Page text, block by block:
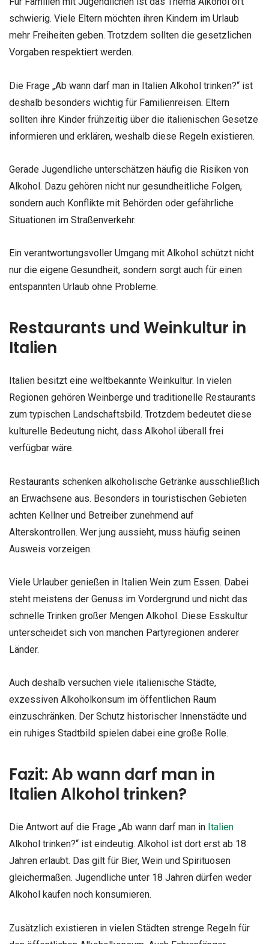
schwierig. Viele Eltern möchten ihren Kindern im Urlaub
mehr Freiheiten geben. Trotzdem sollten die gesetzlichen
Vorgaben respektiert werden.
Die Frage „Ab wann darf man in Italien Alkohol trinken?“ ist
deshalb besonders wichtig für Familienreisen. Eltern
sollten ihre Kinder frühzeitig über die italienischen Gesetze
informieren und erklären, weshalb diese Regeln existieren.
Gerade Jugendliche unterschätzen häufig die Risiken von
Alkohol. Dazu gehören nicht nur gesundheitliche Folgen,
sondern auch Konflikte mit Behörden oder gefährliche
Situationen im Straßenverkehr.
Ein verantwortungsvoller Umgang mit Alkohol schützt nicht
nur die eigene Gesundheit, sondern sorgt auch für einen
entspannten Urlaub ohne Probleme.
Restaurants und Weinkultur in
Italien
Italien besitzt eine weltbekannte Weinkultur. In vielen
Regionen gehören Weinberge und traditionelle Restaurants
zum typischen Landschaftsbild. Trotzdem bedeutet diese
kulturelle Bedeutung nicht, dass Alkohol überall frei
verfügbar wäre.
Restaurants schenken alkoholische Getränke ausschließlich
an Erwachsene aus. Besonders in touristischen Gebieten
achten Kellner und Betreiber zunehmend auf
Alterskontrollen. Wer jung aussieht, muss häufig seinen
Ausweis vorzeigen.
Viele Urlauber genießen in Italien Wein zum Essen. Dabei
steht meistens der Genuss im Vordergrund und nicht das
schnelle Trinken großer Mengen Alkohol. Diese Esskultur
unterscheidet sich von manchen Partyregionen anderer
Länder.
Auch deshalb versuchen viele italienische Städte,
exzessiven Alkoholkonsum im öffentlichen Raum
einzuschränken. Der Schutz historischer Innenstädte und
ein ruhiges Stadtbild spielen dabei eine große Rolle.
Fazit: Ab wann darf man in
Italien Alkohol trinken?
Die Antwort auf die Frage „Ab wann darf man in Italien
Alkohol trinken?“ ist eindeutig. Alkohol ist dort erst ab 18
Jahren erlaubt. Das gilt für Bier, Wein und Spirituosen
gleichermaßen. Jugendliche unter 18 Jahren dürfen weder
Alkohol kaufen noch konsumieren.
Zusätzlich existieren in vielen Städten strenge Regeln für